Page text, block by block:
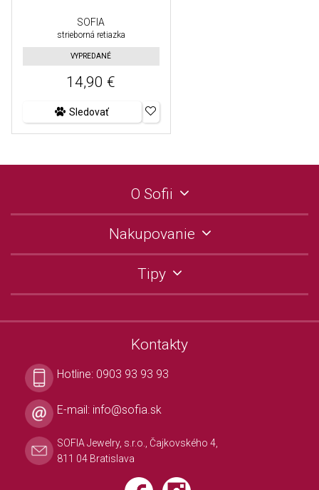
SOFIA
strieborná retiazka
VYPREDANÉ
14,90 €
Sledovať
O Sofii
Nakupovanie
Tipy
Kontakty
Hotline: 0903 93 93 93
E-mail: info@sofia.sk
SOFIA Jewelry, s.r.o., Čajkovského 4,
811 04 Bratislava